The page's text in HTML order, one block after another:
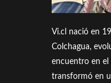
Vi.cl nació en
Colchagua,
encuentro en el
transformó en